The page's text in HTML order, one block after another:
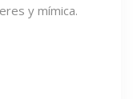
y mímica.